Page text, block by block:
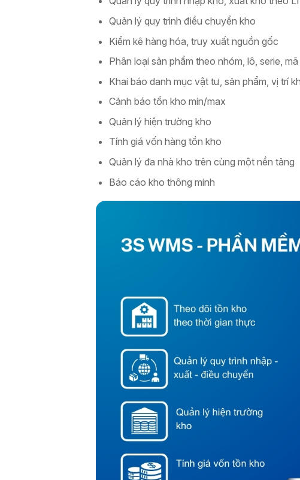
Quản lý quy trình điều chuyển kho
Kiểm kê hàng hóa, truy xuất nguồn gốc
Phân loại sản phẩm theo nhóm, lô, serie,
Khai báo danh mục vật tư, sản phẩm, vị trí
Cảnh báo tồn kho min/max
Quản lý hiện trường kho
Tính giá vốn hàng tồn kho
Quản lý đa nhà kho trên cùng một nền tảng
Báo cáo kho thông minh